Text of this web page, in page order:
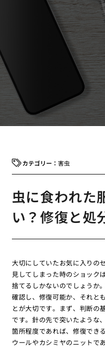
害虫
虫に食われた
い？修復と処
大切にしていたお気に入りの
見してしまった時のショック
捨てるしかないのでしょうか
確認し、修復可能か、それと
とが大切です。まず、判断の
です。針の先で突いたような
箇所程度であれば、修復でき
ウールやカシミヤのニットで